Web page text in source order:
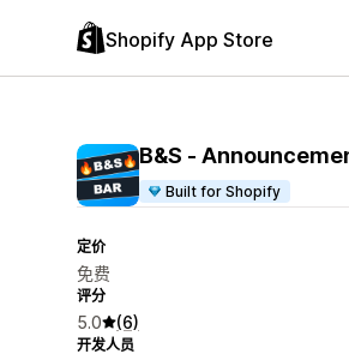
Shopify App Store
B&S ‑
Built for Shopify
定价
免费
评分
5.0 (6)
开发人员